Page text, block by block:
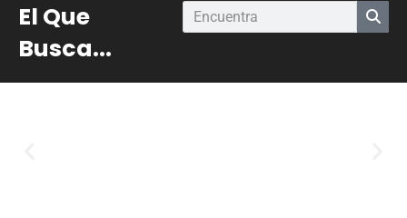
El Que
Busca...